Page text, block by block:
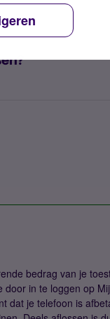
bedrag van je
door in te loggen op
dat je telefoon is